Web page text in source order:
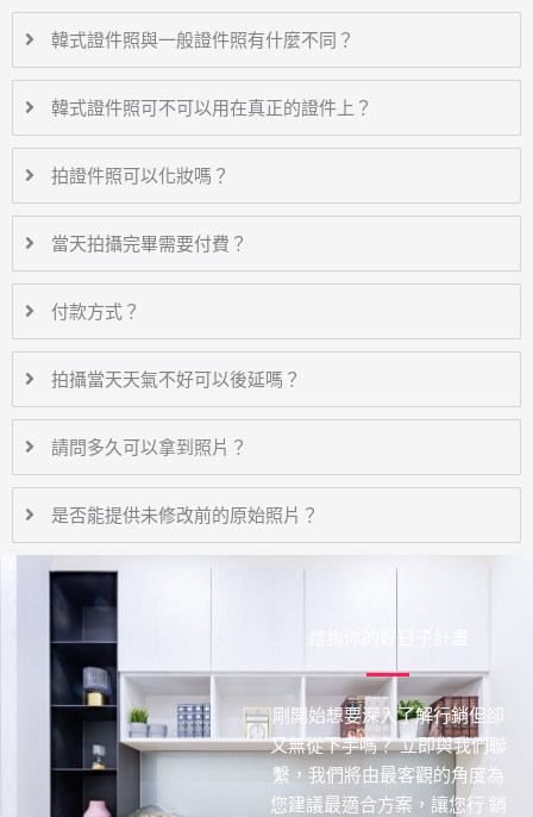
韓式證件照與一般證件照有什麼不同？
韓式證件照可不可以用在真正的證件上？
拍證件照可以化妝嗎？
當天拍攝完畢需要付費？
付款方式？
拍攝當天天氣不好可以後延嗎？
請問多久可以拿到照片？
是否能提供未修改前的原始照片？
諮詢你的好日子計畫
剛開始想要深入了解行銷但卻
又無從下手嗎？ 立即與我們聯
繫，我們將由最客觀的角度為
您建議最適合方案，讓您行 銷